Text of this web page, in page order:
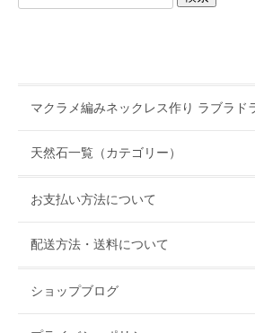
マクラメ編みネックレス作り ラブラド
天然石一覧（カテゴリー）
お支払い方法について
配送方法・送料について
ショップブログ